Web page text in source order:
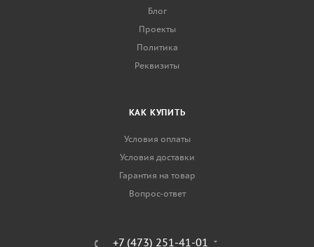
Блог
Проекты
Политика
Реквизиты
КАК КУПИТЬ
Условия оплаты
Условия доставки
Гарантия на товар
Вопрос-ответ
+7 (473) 251-41-01